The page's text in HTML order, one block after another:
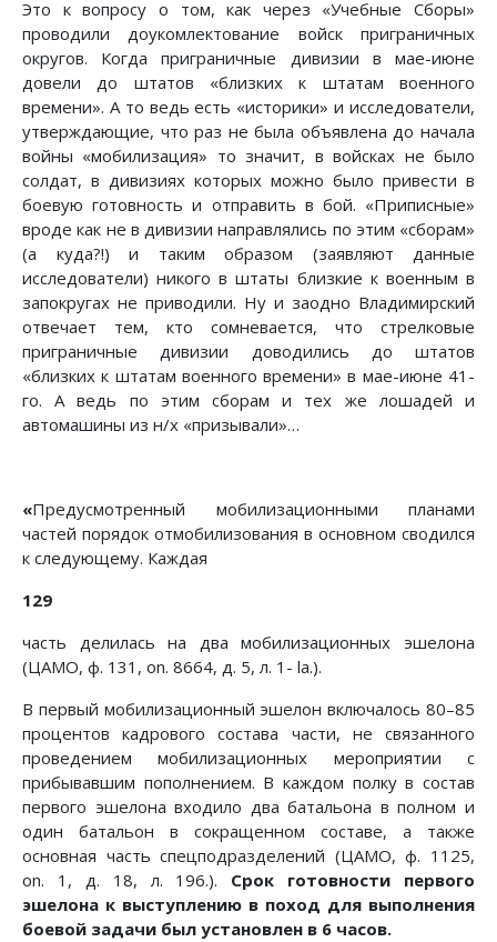
Это к вопросу о том, как через «Учебные Сборы»
проводили доукомлектование войск приграничных
округов. Когда приграничные дивизии в мае-июне
довели до штатов «близких к штатам военного
времени». А то ведь есть «историки» и исследователи,
утверждающие, что раз не была объявлена до начала
войны «мобилизация» то значит, в войсках не было
солдат, в дивизиях которых можно было привести в
боевую готовность и отправить в бой. «Приписные»
вроде как не в дивизии направлялись по этим «сборам»
(а куда?!) и таким образом (заявляют данные
исследователи) никого в штаты близкие к военным в
запокругах не приводили. Ну и заодно Владимирский
отвечает тем, кто сомневается, что стрелковые
приграничные дивизии доводились до штатов
«близких к штатам военного времени» в мае-июне 41-
го. А ведь по этим сборам и тех же лошадей и
автомашины из н/х «призывали»…
«Предусмотренный мобилизационными планами
частей порядок отмобилизования в основном сводился
к следующему. Каждая
129
часть делилась на два мобилизационных эшелона
(ЦАМО, ф. 131, on. 8664, д. 5, л. 1- la.).
В первый мобилизационный эшелон включалось 80–85
процентов кадрового состава части, не связанного
проведением мобилизационных мероприятии с
прибывавшим пополнением. В каждом полку в состав
первого эшелона входило два батальона в полном и
один батальон в сокращенном составе, а также
основная часть спецподразделений (ЦАМО, ф. 1125,
on. 1, д. 18, л. 196.). Срок готовности первого
эшелона к выступлению в поход для выполнения
боевой задачи был установлен в 6 часов.